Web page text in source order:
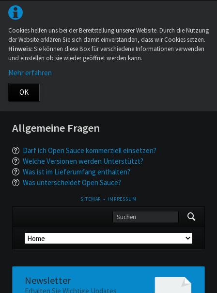
Cookies helfen uns bei der Bereitstellung unserer Website. Durch die Nutzung
der Website erklären Sie sich damit einverstanden, dass wir Cookies setzen.
Hinweis:Sie können diese Box für verschiedene Informationen verwenden
und einstellen ob sie wieder geöffnet werden kann.
Mehr erfahren
OK
Allgemeine Fragen
Darf ich Open Sauce kommerziell einsetzen?
Welche Versionen werden Unterstützt?
Was ist im Lieferumfang enthalten?
Was unterscheidet Open Sauce?
NAVIGATION
ÜBERSPRINGEN
SITEMAP IMPRESSUM
Navigation
überspringen
Newsletter
Erhalten Sie Wichtige Updates